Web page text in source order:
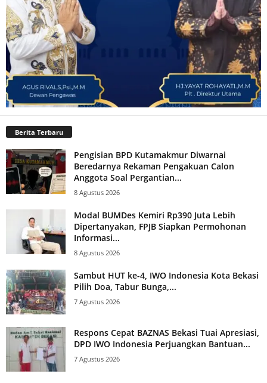
Berita Terbaru
Pengisian BPD Kutamakmur Diwarnai
Beredarnya Rekaman Pengakuan Calon
Anggota Soal Pergantian...
8 Agustus 2026
Modal BUMDes Kemiri Rp390 Juta Lebih
Dipertanyakan, FPJB Siapkan Permohonan
Informasi...
8 Agustus 2026
Sambut HUT ke-4, IWO Indonesia Kota Bekasi
Pilih Doa, Tabur Bunga,...
7 Agustus 2026
Respons Cepat BAZNAS Bekasi Tuai Apresiasi,
DPD IWO Indonesia Perjuangkan Bantuan...
7 Agustus 2026